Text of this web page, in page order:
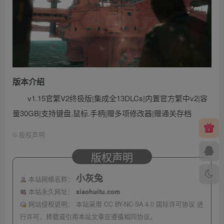
版本介绍
v1.15官繁V2终极版|集成全13DLCs|内置官方繁中v2|容
量30GB|支持键盘.鼠标.手柄|赠多项修改器|赠通关存档
© 版权声明
版权声明
本站网络名称： 小灰兔
本站永久网址：
xiaohuitu.com
网站侵权说明：
本站采用 CC BY-NC-SA 4.0 国际许可协议 进
行许可，转载或引用本站文章应遵循相同协议。